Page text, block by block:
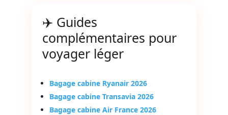
✈️ Guides
complémentaires pour
voyager léger
Bagage cabine Ryanair 2026
Bagage cabine Transavia 2026
Bagage cabine Air France 2026